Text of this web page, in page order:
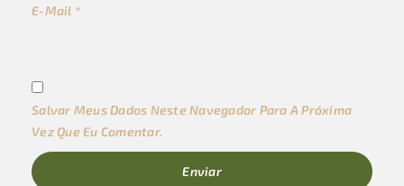
E-Mail *
Salvar Meus Dados Neste Navegador Para A Próxima
Vez Que Eu Comentar.